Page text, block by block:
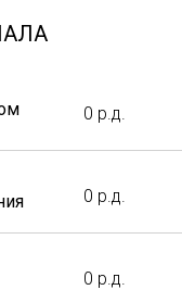
0 р.д.
0 р.д.
0 р.д.